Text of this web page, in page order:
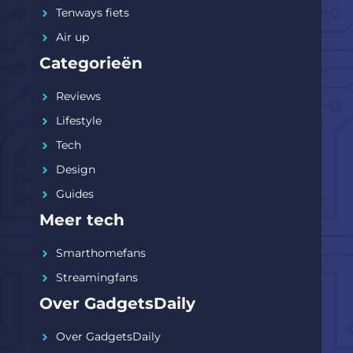
Tenways fiets
Air up
Categorieën
Reviews
Lifestyle
Tech
Design
Guides
Meer tech
Smarthomefans
Streamingfans
Over GadgetsDaily
Over GadgetsDaily